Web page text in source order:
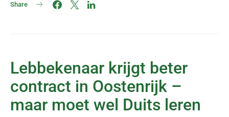
Share
Lebbekenaar krijgt beter
contract in Oostenrijk –
maar moet wel Duits leren